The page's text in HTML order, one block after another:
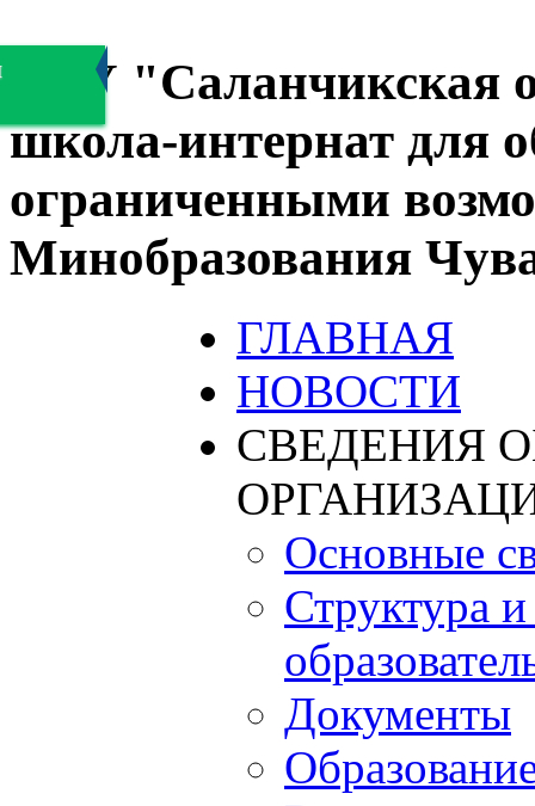
БОУ "Саланчикская
школа-интернат для
ограниченными
Минобразования
ГЛАВНАЯ
НОВОСТИ
СВЕДЕНИЯ
Основные
Структура
Документы